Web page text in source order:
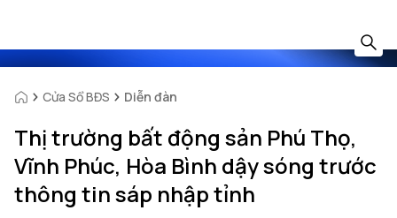
Cửa Sổ BĐS Diễn đàn
Thị trường bất động sản Phú Thọ,
Vĩnh Phúc, Hòa Bình dậy sóng trước
thông tin sáp nhập tỉnh